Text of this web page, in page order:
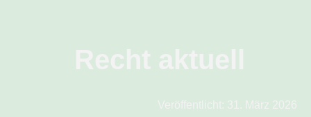
Recht aktuell
Veröffentlicht: 31. März 2026